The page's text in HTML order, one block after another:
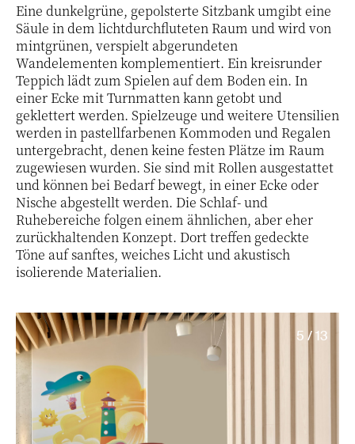
Eine dunkelgrüne, gepolsterte Sitzbank umgibt eine
Säule in dem lichtdurchfluteten Raum und wird von
mintgrünen, verspielt abgerundeten
Wandelementen komplementiert. Ein kreisrunder
Teppich lädt zum Spielen auf dem Boden ein. In
einer Ecke mit Turnmatten kann getobt und
geklettert werden. Spielzeuge und weitere Utensilien
werden in pastellfarbenen Kommoden und Regalen
untergebracht, denen keine festen Plätze im Raum
zugewiesen wurden. Sie sind mit Rollen ausgestattet
und können bei Bedarf bewegt, in einer Ecke oder
Nische abgestellt werden. Die Schlaf- und
Ruhebereiche folgen einem ähnlichen, aber eher
zurückhaltenden Konzept. Dort treffen gedeckte
Töne auf sanftes, weiches Licht und akustisch
isolierende Materialien.
5 / 13